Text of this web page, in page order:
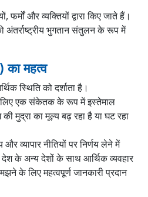
Contraction)
(Exchange Control)
Measures)
Control)
Measures)
संस्थाओं की भूमिका
निपटने में IMF की भूमिका
और व्यक्तियों द्वारा किए जाते हैं।
भुगतान संतुलन के रूप में
महत्व
स्थिति को दर्शाता है।
लिए एक संकेतक के रूप में इस्तेमाल
मुद्रा का मूल्य बढ़ रहा है या घट रहा
व्यापार नीतियों पर निर्णय लेने में
के अन्य देशों के साथ आर्थिक व्यवहार
के लिए महत्वपूर्ण जानकारी प्रदान